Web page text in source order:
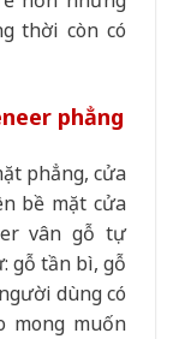
thời còn có
phẳng
phẳng, cửa
bề mặt cửa
vân gỗ tự
gỗ tần bì, gỗ
dùng có
mong muốn